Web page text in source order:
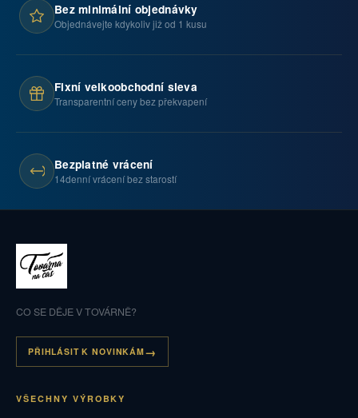
Bez minimální objednávky
Objednávejte kdykoliv již od 1 kusu
Fixní velkoobchodní sleva
Transparentní ceny bez překvapení
Bezplatné vrácení
14denní vrácení bez starostí
CO SE DĚJE V TOVÁRNĚ?
PŘIHLÁSIT K NOVINKÁM
VŠECHNY VÝROBKY